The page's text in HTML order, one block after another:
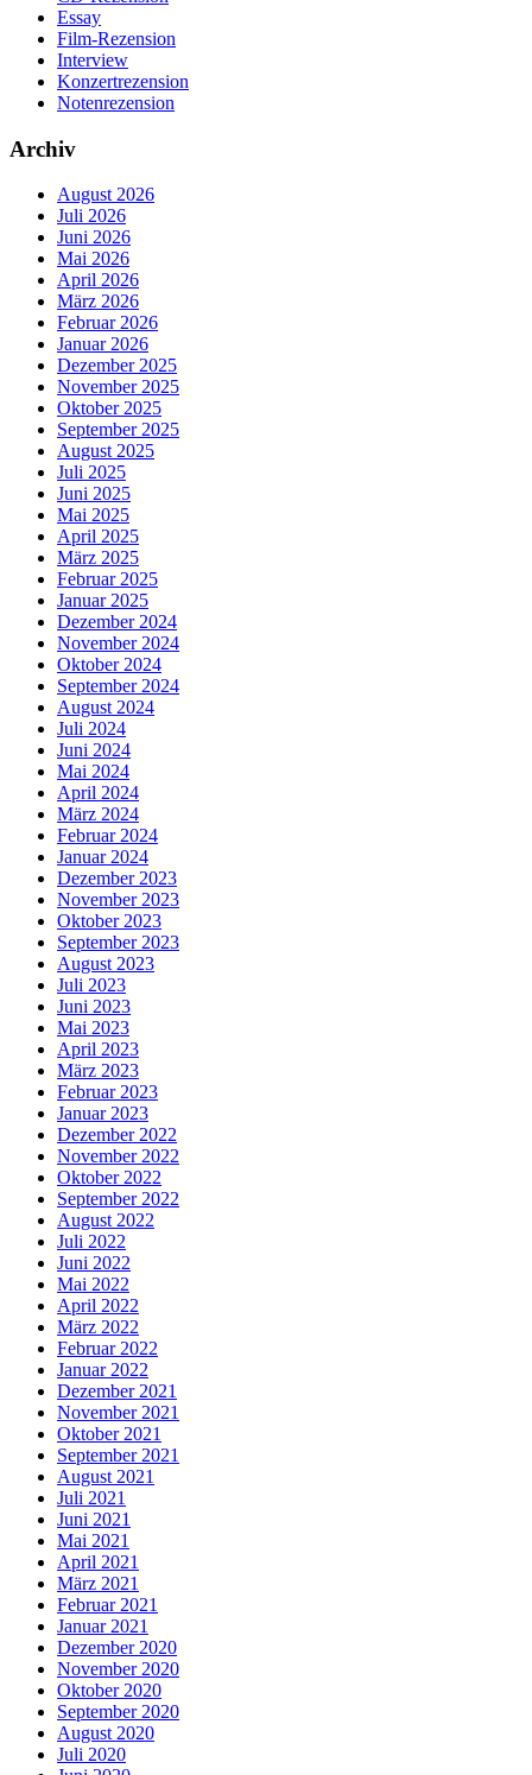
Essay
Film-Rezension
Interview
Konzertrezension
Notenrezension
Archiv
August 2026
Juli 2026
Juni 2026
Mai 2026
April 2026
März 2026
Februar 2026
Januar 2026
Dezember 2025
November 2025
Oktober 2025
September 2025
August 2025
Juli 2025
Juni 2025
Mai 2025
April 2025
März 2025
Februar 2025
Januar 2025
Dezember 2024
November 2024
Oktober 2024
September 2024
August 2024
Juli 2024
Juni 2024
Mai 2024
April 2024
März 2024
Februar 2024
Januar 2024
Dezember 2023
November 2023
Oktober 2023
September 2023
August 2023
Juli 2023
Juni 2023
Mai 2023
April 2023
März 2023
Februar 2023
Januar 2023
Dezember 2022
November 2022
Oktober 2022
September 2022
August 2022
Juli 2022
Juni 2022
Mai 2022
April 2022
März 2022
Februar 2022
Januar 2022
Dezember 2021
November 2021
Oktober 2021
September 2021
August 2021
Juli 2021
Juni 2021
Mai 2021
April 2021
März 2021
Februar 2021
Januar 2021
Dezember 2020
November 2020
Oktober 2020
September 2020
August 2020
Juli 2020